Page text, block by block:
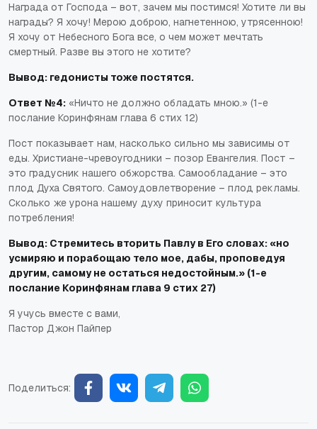
Награда от Господа – вот, зачем мы постимся! Хотите ли вы
награды? Я хочу! Мерою доброю, нагнетенною, утрясенною!
Я хочу от Небесного Бога все, о чем может мечтать
смертный. Разве вы этого не хотите?
Вывод: гедонисты тоже постятся.
Ответ №4: «Ничто не должно обладать мною.» (1-е
послание Коринфянам глава 6 стих 12)
Пост показывает нам, насколько сильно мы зависимы от
еды. Христиане-чревоугодники – позор Евангелия. Пост –
это градусник нашего обжорства. Самообладание – это
плод Духа Святого. Самоудовлетворение – плод рекламы.
Сколько же урона нашему духу приносит культура
потребления!
Вывод: Стремитесь вторить Павлу в Его словах: «но
усмиряю и порабощаю тело мое, дабы, проповедуя
другим, самому не остаться недостойным.» (1-е
послание Коринфянам глава 9 стих 27)
Я учусь вместе с вами,
Пастор Джон Пайпер
Поделиться: